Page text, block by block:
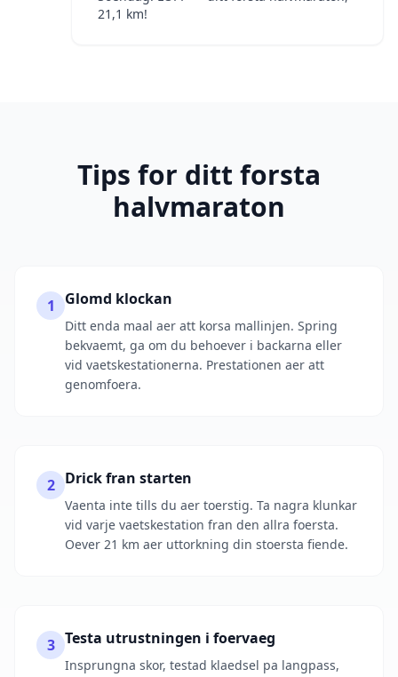
21,1 km!
Tips for ditt forsta
halvmaraton
1 Glomd klockan
Ditt enda maal aer att korsa mallinjen. Spring
bekvaemt, ga om du behoever i backarna eller
vid vaetskestationerna. Prestationen aer att
genomfoera.
2 Drick fran starten
Vaenta inte tills du aer toerstig. Ta nagra klunkar
vid varje vaetskestation fran den allra foersta.
Oever 21 km aer uttorkning din stoersta fiende.
3 Testa utrustningen i foervaeg
Insprungna skor, testad klaedsel pa langpass,